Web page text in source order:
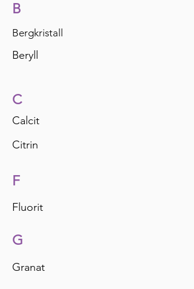
B
Bergkristall
Beryll
C
Calcit
Citrin
F
Fluorit
G
Granat